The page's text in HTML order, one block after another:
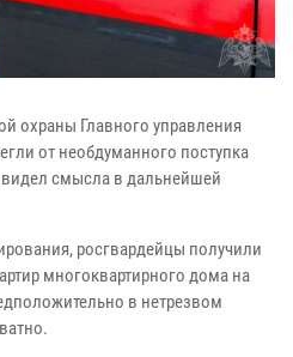
охраны Главного управления
от необдуманного поступка
смысла в дальнейшей
росгвардейцы получили
многоквартирного дома на
в нетрезвом